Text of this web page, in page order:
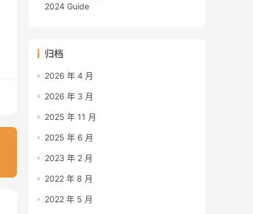
2024 Guide
归档
2026 年 4 月
2026 年 3 月
2025 年 11 月
2025 年 6 月
2023 年 2 月
2022 年 8 月
2022 年 5 月